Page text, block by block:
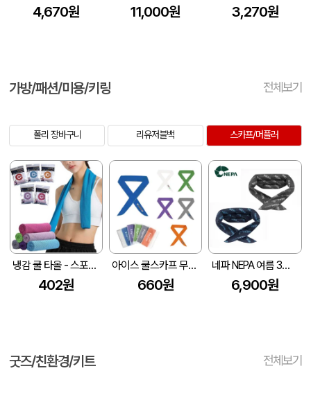
4,670원 11,000원 3,270원
가방/패션/미용/키링 전체보기
폴리 장바구니 리유저블백 스카프/머플러
냉감 쿨 타올 - 스포츠 타월 쿨 스카프
402원
아이스 쿨스카프 무지 인쇄가능 (100*5cm)
660원
네파 NEPA 여름 3단 아이스 폴리머 냉감효과 스냅형 쿨링 스카프
6,900원
굿즈/친환경/키트 전체보기